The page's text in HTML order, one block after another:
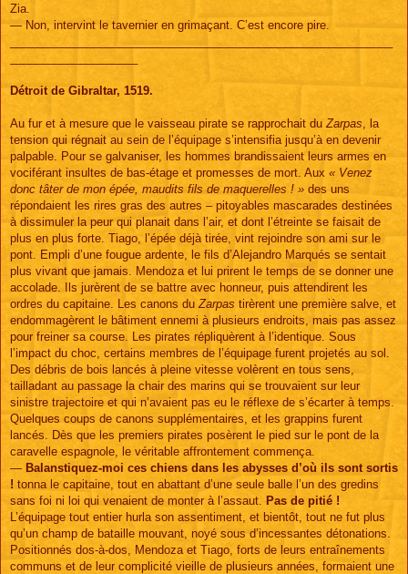
Zia.
— Non, intervint le tavernier en grimaçant. C’est encore pire.
Détroit de Gibraltar, 1519.
Au fur et à mesure que le vaisseau pirate se rapprochait du Zarpas , la
tension qui régnait au sein de l’équipage s’intensifia jusqu’à en devenir
palpable. Pour se galvaniser, les hommes brandissaient leurs armes en
vociférant insultes de bas-étage et promesses de mort. Aux « Venez
donc tâter de mon épée, maudits fils de maquerelles ! » des uns
répondaient les rires gras des autres – pitoyables mascarades destinées
à dissimuler la peur qui planait dans l’air, et dont l’étreinte se faisait de
plus en plus forte. Tiago, l’épée déjà tirée, vint rejoindre son ami sur le
pont. Empli d’une fougue ardente, le fils d’Alejandro Marqués se sentait
plus vivant que jamais. Mendoza et lui prirent le temps de se donner une
accolade. Ils jurèrent de se battre avec honneur, puis attendirent les
ordres du capitaine. Les canons du Zarpas tirèrent une première salve, et
endommagèrent le bâtiment ennemi à plusieurs endroits, mais pas assez
pour freiner sa course. Les pirates répliquèrent à l’identique. Sous
l’impact du choc, certains membres de l’équipage furent projetés au sol.
Des débris de bois lancés à pleine vitesse volèrent en tous sens,
tailladant au passage la chair des marins qui se trouvaient sur leur
sinistre trajectoire et qui n’avaient pas eu le réflexe de s’écarter à temps.
Quelques coups de canons supplémentaires, et les grappins furent
lancés. Dès que les premiers pirates posèrent le pied sur le pont de la
caravelle espagnole, le véritable affrontement commença.
— Balanstiquez-moi ces chiens dans les abysses d’où ils sont sortis
! tonna le capitaine, tout en abattant d’une seule balle l’un des gredins
sans foi ni loi qui venaient de monter à l’assaut. Pas de pitié !
L’équipage tout entier hurla son assentiment, et bientôt, tout ne fut plus
qu’un champ de bataille mouvant, noyé sous d’incessantes détonations.
Positionnés dos-à-dos, Mendoza et Tiago, forts de leurs entraînements
communs et de leur complicité vieille de plusieurs années, formaient une